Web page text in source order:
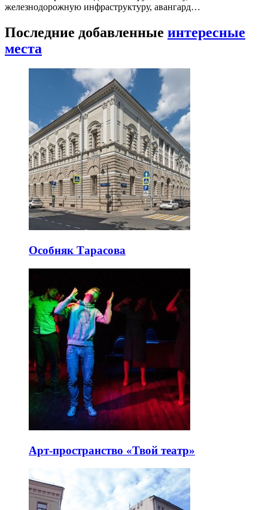
железнодорожную инфраструктуру, авангард…
Последние добавленные интересные
места
Особняк Тарасова
Арт-пространство «Твой театр»